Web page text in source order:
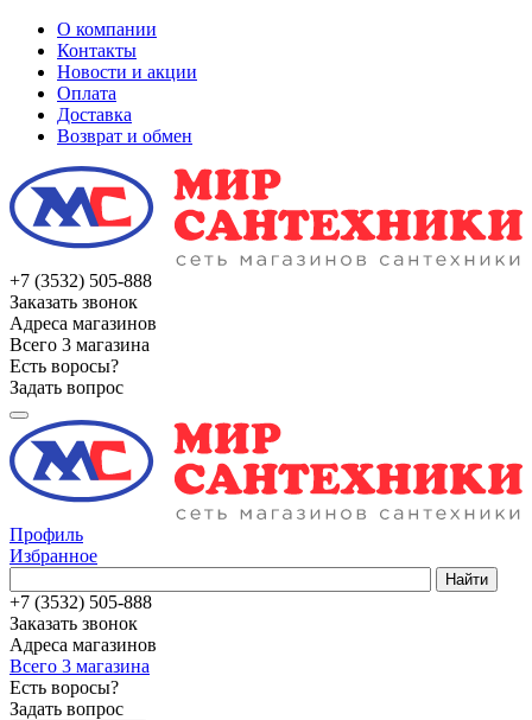
О компании
Контакты
Новости и акции
Оплата
Доставка
Возврат и обмен
+7 (3532) 505-888
Заказать звонок
Адреса магазинов
Всего 3 магазина
Есть воросы?
Задать вопрос
Профиль
Избранное
Найти
+7 (3532) 505-888
Заказать звонок
Адреса магазинов
Всего 3 магазина
Есть воросы?
Задать вопрос